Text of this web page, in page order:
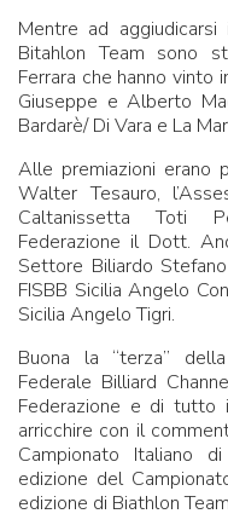
Mentre ad
Bitahlon Team sono
Ferrara che hanno vinto
Giuseppe e Alberto
Bardarè/ Di Vara e La
Alle premiazioni erano
Walter Tesauro,
Caltanissetta Toti
Federazione il Dott.
Settore Biliardo
FISBB Sicilia Angelo
Sicilia Angelo Tigri.
Buona la “terza”
Federale Billiard
Federazione e di
arricchire con il
Campionato Italiano
edizione del
edizione di Biathlon